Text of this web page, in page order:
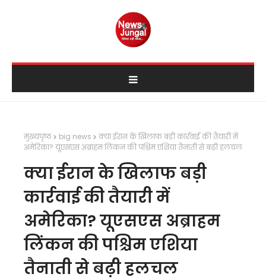
मुख्यपृष्ठ big news
क्या ईरान के खिलाफ बड़ी कार्रवाई की तैयारी में
अमेरिका? यूएसएस अब्राहम लिंकन की पश्चिम एशिया तैनाती से बढ़ी हलचल
क्या ईरान के खिलाफ बड़ी
कार्रवाई की तैयारी में
अमेरिका? यूएसएस अब्राहम
लिंकन की पश्चिम एशिया
तैनाती से बढ़ी हलचल